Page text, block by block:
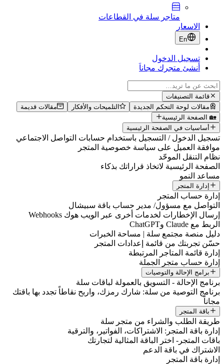
متاجر سلة في القطاعات
الاسعار
En
تسجيل الدخول
أنشئ متجرك مجاناَ
قائمة التصنيفات
مقالات لوحة التحكم الجديدة
التلميحات والأفكار
مقالات قديمة
🏡 الصفحة الرئيسية
أساسيات في الصفحة الرئيسية
تسجيل الدخول / التسجيل باستخدام حسابات التواصل الاجتماعي
موافقة العميل على سياسة خصوصية المتجر
نظام التنقل الموحّد
الصفحة الرئيسية لاتخاذ قراراتك بذكاء
مساعد النمو
إدارة المتجر
إدارة حساب المتجر
التواصل مع مسؤول/ مدير حساب باقة سبيشال
إرسال الإخطارات لخدمات أخرى عبر الويب هوك Webhooks
الربط مع Claude وChatGPT
دليل منصة مجتمع سلة | مساحة الخبرات
حسّن تجربتك من قائمة إعدادات المتجر
إدارة قائمة المتاجر المرتبطة
إدارة حساب متجر الجملة
برامج الإحالة والتوصيات
برنامج الإحالة - التسويق بالعمولة لباقات سلة
برنامج التوصية من سلة: شارك رمزك، واربح نقاطاً تجدد بها باقتك
مجاناً
باقة المتجر
طريقة الطلب والشراء من متجر سلة
إدارة باقة المتجر: الاشتراكات، الفواتير، والترقية
باقات المتجر- اختر الباقة المثالية لتجارتك
الاشتراك في باقة الدعم
إدارة باقة المتجر